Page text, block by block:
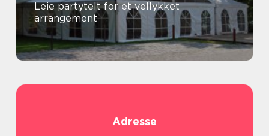
Leie partytelt for et vellykket
arrangement
Adresse